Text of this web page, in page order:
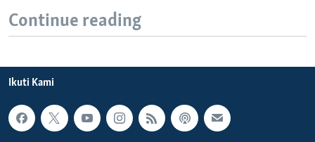
Continue reading
Ikuti Kami